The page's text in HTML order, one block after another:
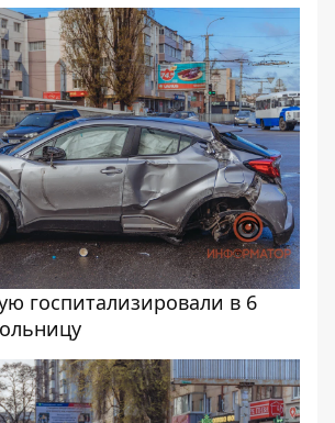
госпитализировали в 6